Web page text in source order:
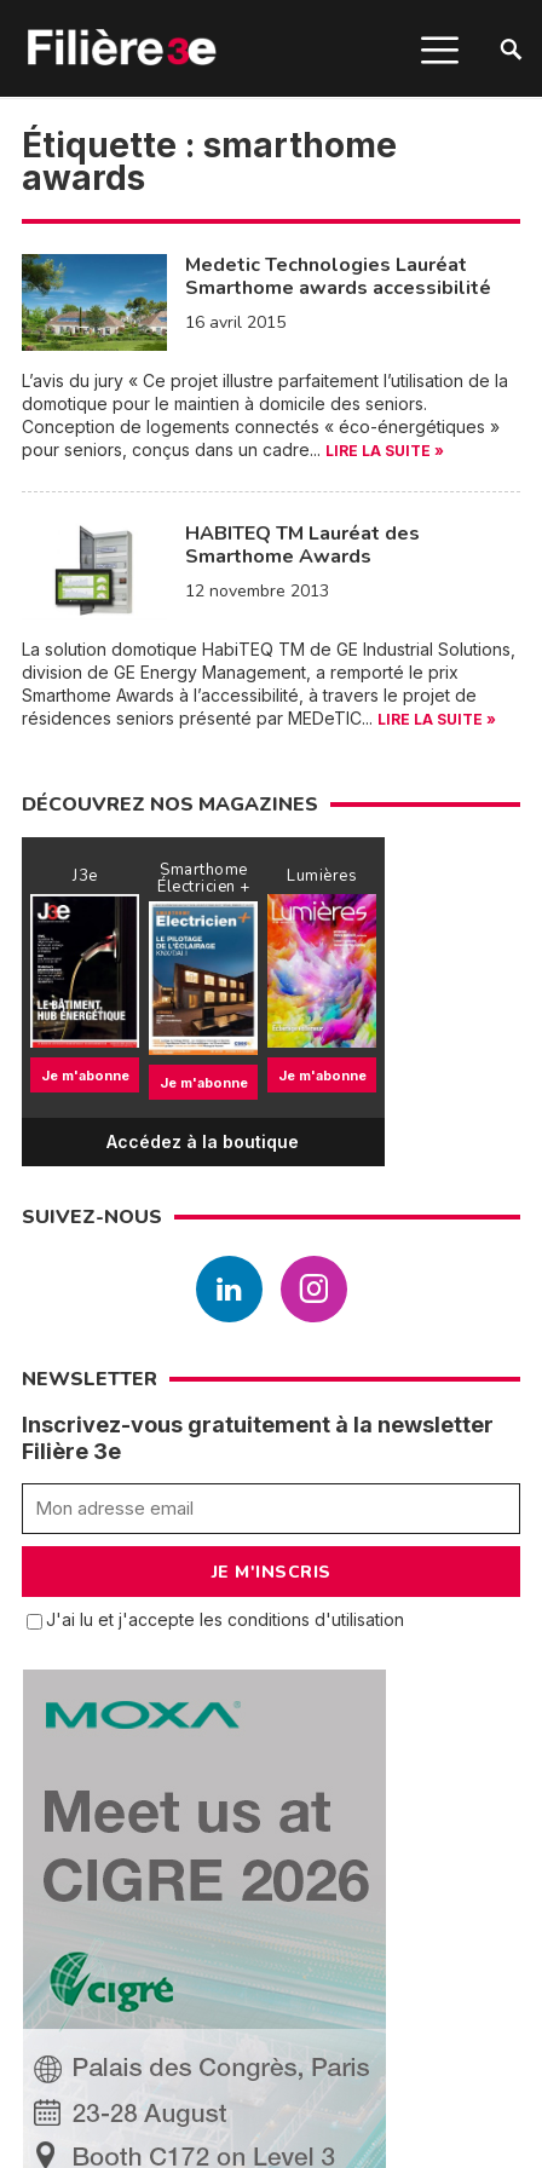
Étiquette : smarthome
awards
Medetic Technologies Lauréat
Smarthome awards accessibilité
16 avril 2015
L’avis du jury « Ce projet illustre parfaitement l’utilisation de la
domotique pour le maintien à domicile des seniors.
Conception de logements connectés « éco-énergétiques »
pour seniors, conçus dans un cadre... LIRE LA SUITE »
HABITEQ TM Lauréat des
Smarthome Awards
12 novembre 2013
La solution domotique HabiTEQ TM de GE Industrial Solutions,
division de GE Energy Management, a remporté le prix
Smarthome Awards à l’accessibilité, à travers le projet de
résidences seniors présenté par MEDeTIC... LIRE LA SUITE »
DÉCOUVREZ NOS MAGAZINES
J3e
Je m'abonne
Smarthome
Électricien +
Je m'abonne
Lumières
Je m'abonne
Accédez à la boutique
SUIVEZ-NOUS
NEWSLETTER
Inscrivez-vous gratuitement à la newsletter
Filière 3e
J'ai lu et j'accepte les conditions d'utilisation